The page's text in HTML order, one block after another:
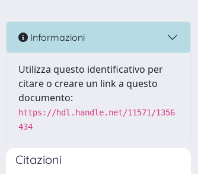
Informazioni
Utilizza questo identificativo per
citare o creare un link a questo
documento:
https://hdl.handle.net/11571/1356
434
Citazioni